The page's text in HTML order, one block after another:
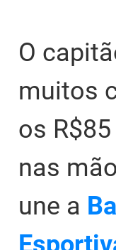
O
muitos
os
nas
une a